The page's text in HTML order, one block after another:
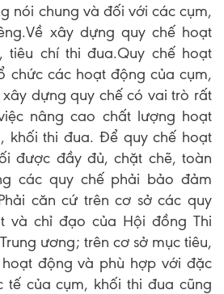
nói chung và đối với các cụm,
xây dựng quy chế hoạt
tiêu chí thi đua.Quy chế hoạt
chức các hoạt động của cụm,
dựng quy chế có vai trò rất
nâng cao chất lượng hoạt
khối thi đua. Để quy chế hoạt
được đầy đủ, chặt chẽ, toàn
các quy chế phải bảo đảm
căn cứ trên cơ sở các quy
và chỉ đạo của Hội đồng Thi
ương; trên cơ sở mục tiêu,
động và phù hợp với đặc
tế của cụm, khối thi đua cũng